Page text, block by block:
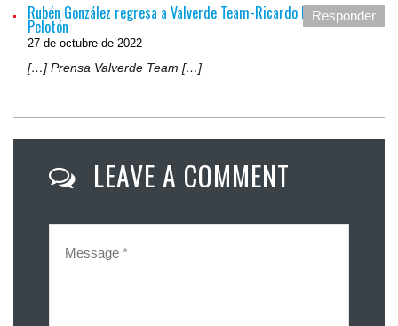
Compartir
Rubén González regresa a Valverde Team-Ricardo Fuentes - El
Pelotón
27 de octubre de 2022
[…] Prensa Valverde Team […]
Responder
LEAVE A COMMENT